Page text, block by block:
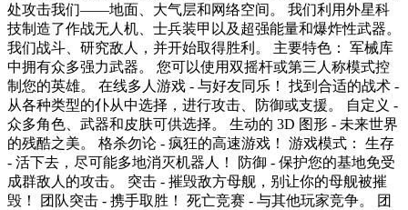
处攻击我们——地面、大气层和网络空间。 我们利用外星科
技制造了作战无人机、士兵装甲以及超强能量和爆炸性武器。
我们战斗、研究敌人，并开始取得胜利。 主要特色： 军械库
中拥有众多强力武器。 您可以使用双摇杆或第三人称模式控
制您的英雄。 在线多人游戏 - 与好友同乐！ 找到合适的战术 -
从各种类型的仆从中选择，进行攻击、防御或支援。 自定义 -
众多角色、武器和皮肤可供选择。 生动的 3D 图形 - 未来世界
的残酷之美。 格杀勿论 - 疯狂的高速游戏！ 游戏模式： 生存
- 活下去，尽可能多地消灭机器人！ 防御 - 保护您的基地免受
成群敌人的攻击。 突击 - 摧毁敌方母舰，别让你的母舰被摧
毁！ 团队突击 - 携手取胜！ 死亡竞赛 - 与其他玩家竞争。 团